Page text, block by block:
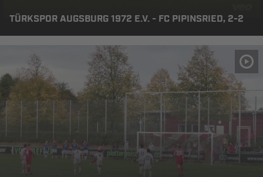
TÜRKSPOR AUGSBURG 1972 E.V. - FC PIPINSRIED, 2-2